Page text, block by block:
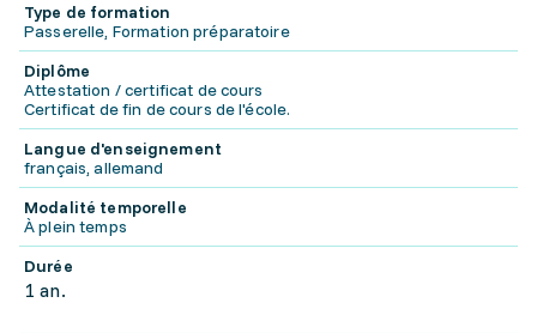
Type de formation
Passerelle, Formation préparatoire
Diplôme
Attestation / certificat de cours
Certificat de fin de cours de l'école.
Langue d'enseignement
français, allemand
Modalité temporelle
À plein temps
Durée
1 an.